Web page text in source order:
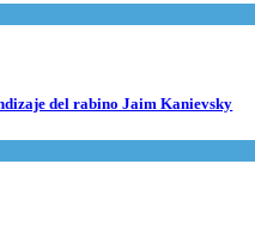
del rabino Jaim Kanievsky